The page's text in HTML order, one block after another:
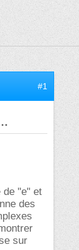
#1
de "e" et
des
sur